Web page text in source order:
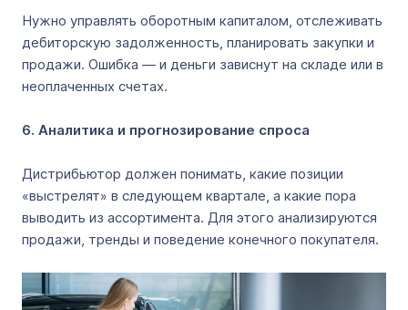
Нужно управлять оборотным капиталом, отслеживать
дебиторскую задолженность, планировать закупки и
продажи. Ошибка — и деньги зависнут на складе или в
неоплаченных счетах.
6. Аналитика и прогнозирование спроса
Дистрибьютор должен понимать, какие позиции
«выстрелят» в следующем квартале, а какие пора
выводить из ассортимента. Для этого анализируются
продажи, тренды и поведение конечного покупателя.